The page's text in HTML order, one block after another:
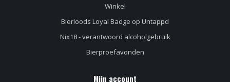
Winkel
Bierloods Loyal Badge op Untappd
Nix18 - verantwoord alcoholgebruik
Bierproefavonden
Mijn account